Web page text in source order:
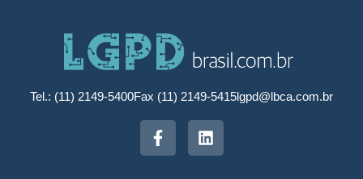
Tel.: (11) 2149-5400Fax (11) 2149-5415lgpd@lbca.com.br